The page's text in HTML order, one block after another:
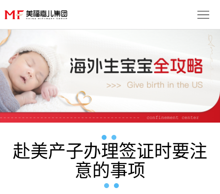
子
优
势
服
务
流
月
子
成
赴美产子办理签证时要注
意的事项